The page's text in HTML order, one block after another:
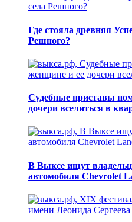
Где стояла древняя
Решного?
Судебные приставы
дочери вселиться в
В Выксе ищут
автомобиля Chevrolet